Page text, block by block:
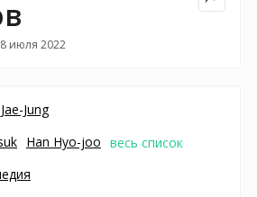
июля 2022
Jung
Han Hyo-joo весь список